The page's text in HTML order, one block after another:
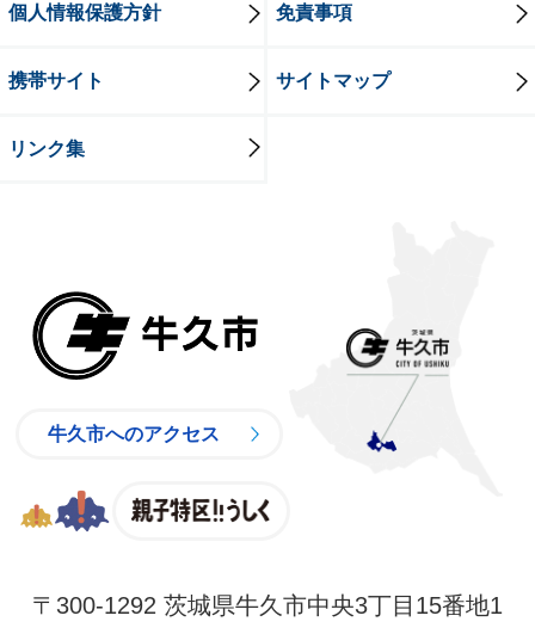
個人情報保護方針 免責事項
携帯サイト サイトマップ
リンク集
牛久市へのアクセス
〒300-1292 茨城県牛久市中央3丁目15番地1